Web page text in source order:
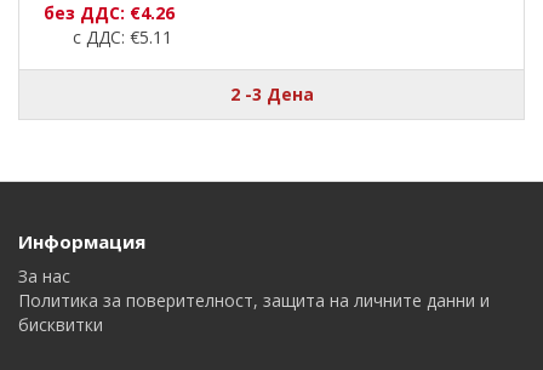
без ДДС: €4.26
с ДДС: €5.11
2 -3 Дена
Информация
За нас
Политика за поверителност, защита на личните данни и
бисквитки